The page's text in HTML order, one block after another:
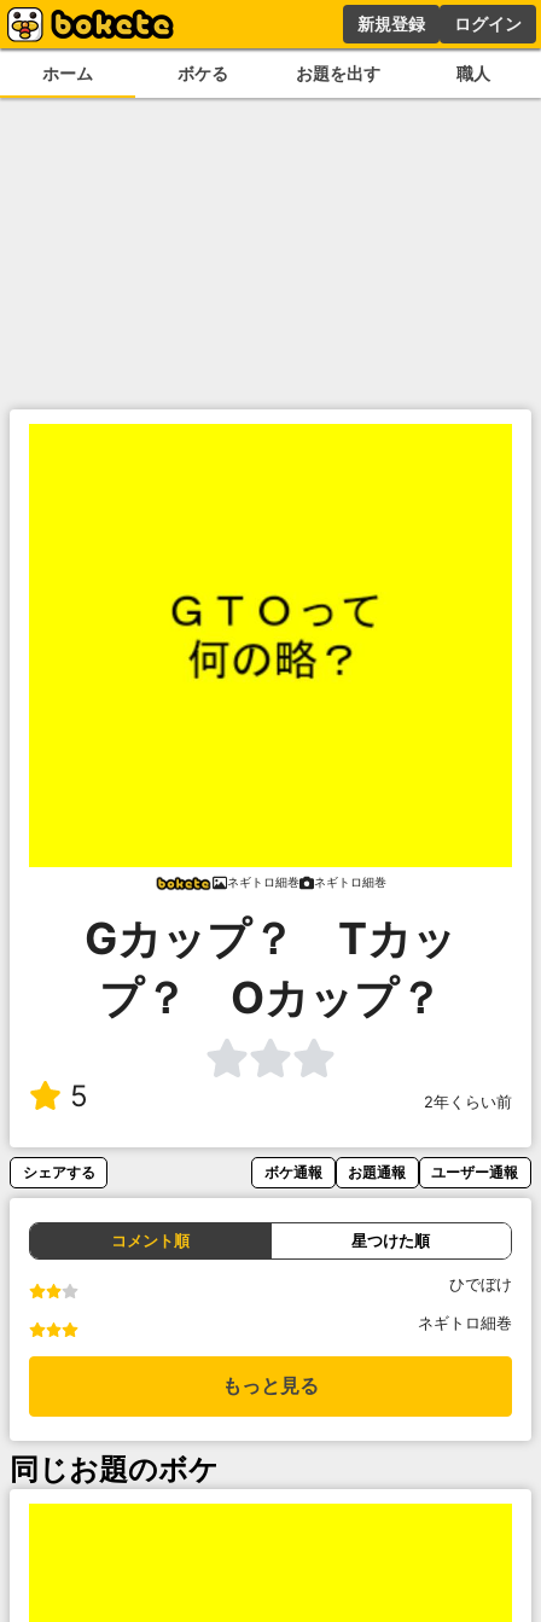
新規登録 ログイン
ホーム ボケる お題を出す 職人
ネギトロ細巻 ネギトロ細巻
Gカップ？ Tカッ
プ？ Oカップ？
5 2年くらい前
シェアする ボケ通報 お題通報 ユーザー通報
コメント順 星つけた順
ひでぼけ
ネギトロ細巻
もっと見る
同じお題のボケ